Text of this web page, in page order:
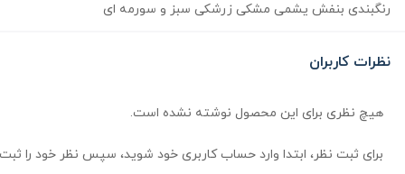
رنگبندی بنفش یشمی مشکی زرشکی سبز و سورمه ای
نظرات کاربران
هیچ نظری برای این محصول نوشته نشده است.
برای ثبت نظر، ابتدا وارد حساب کاربری خود شوید، سپس نظر خود را ثبت